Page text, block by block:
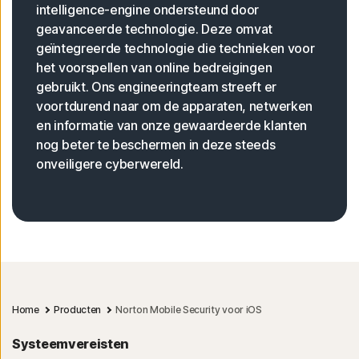
intelligence-engine ondersteund door
geavanceerde technologie. Deze omvat
geïntegreerde technologie die technieken voor
het voorspellen van online bedreigingen
gebruikt. Ons engineeringteam streeft er
voortdurend naar om de apparaten, netwerken
en informatie van onze gewaardeerde klanten
nog beter te beschermen in deze steeds
onveiligere cyberwereld.
Home Producten Norton Mobile Security voor iOS
Systeemvereisten